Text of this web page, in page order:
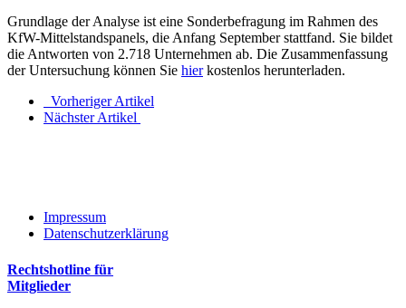
Grundlage der Analyse ist eine Sonderbefragung im Rahmen des
KfW-Mittelstandspanels, die Anfang September stattfand. Sie bildet
die Antworten von 2.718 Unternehmen ab. Die Zusammenfassung
der Untersuchung können Sie hierkostenlos herunterladen.
Vorheriger Artikel
Nächster Artikel
Impressum
Datenschutzerklärung
Rechtshotline für
Mitglieder